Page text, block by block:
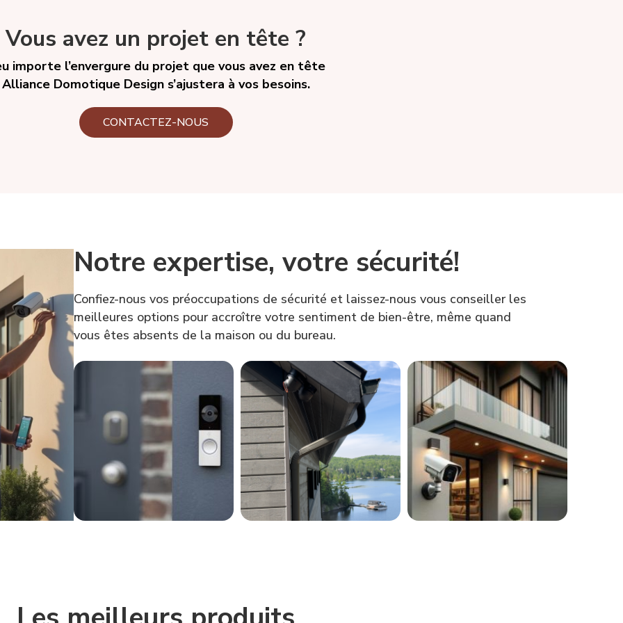
Vous avez un projet en tête ?
importe l’envergure du projet que vous avez en tête
Alliance Domotique Design s’ajustera à vos besoins.
CONTACTEZ-NOUS
Notre expertise, votre sécurité!
Confiez-nous vos préoccupations de sécurité et laissez-nous vous conseiller les
meilleures options pour accroître votre sentiment de bien-être, même quand
vous êtes absents de la maison ou du bureau.